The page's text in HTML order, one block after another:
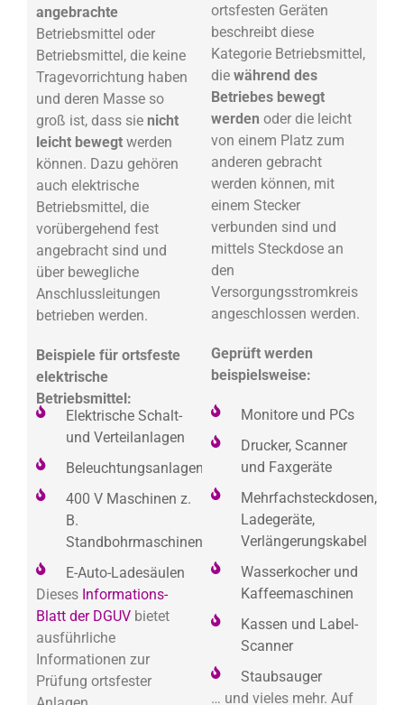
angebrachte
Betriebsmittel oder
Betriebsmittel, die keine
Tragevorrichtung haben
und deren Masse so
groß ist, dass sie nicht
leicht bewegt werden
können. Dazu gehören
auch elektrische
Betriebsmittel, die
vorübergehend fest
angebracht sind und
über bewegliche
Anschlussleitungen
betrieben werden.
Beispiele für ortsfeste
elektrische
Betriebsmittel:
Elektrische Schalt-
und Verteilanlagen
Beleuchtungsanlagen
400 V Maschinen z.
B.
Standbohrmaschinen
E-Auto-Ladesäulen
Dieses Informations-
Blatt der DGUV bietet
ausführliche
Informationen zur
Prüfung ortsfester
ortsfesten Geräten
beschreibt diese
Kategorie Betriebsmittel,
die während des
Betriebes bewegt
werden oder die leicht
von einem Platz zum
anderen gebracht
werden können, mit
einem Stecker
verbunden sind und
mittels Steckdose an
den
Versorgungsstromkreis
angeschlossen werden.
Geprüft werden
beispielsweise:
Monitore und PCs
Drucker, Scanner
und Faxgeräte
Mehrfachsteckdosen,
Ladegeräte,
Verlängerungskabel
Wasserkocher und
Kaffeemaschinen
Kassen und Label-
Scanner
Staubsauger
… und vieles mehr. Auf